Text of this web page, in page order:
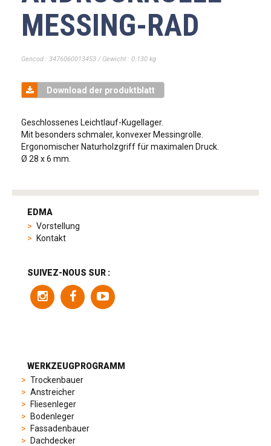
MESSING-RAD
Gencod : 3476060013453 / Gewicht : 0.130 kg
Download der produktblatt
Geschlossenes Leichtlauf-Kugellager.
Mit besonders schmaler, konvexer Messingrolle.
Ergonomischer Naturholzgriff für maximalen Druck.
Ø 28 x 6 mm.
tag
product
sporty
chronographs
elegant
watches.
EDMA
Vorstellung
Kontakt
SUIVEZ-NOUS SUR :
WERKZEUGPROGRAMM
Trockenbauer
Anstreicher
Fliesenleger
Bodenleger
Fassadenbauer
Dachdecker